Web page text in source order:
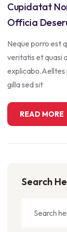
Cupidatat
Officia
Neque porro est
veritatis et quasi
explicabo.Aelltes
gilla sed sit
READ MORE
Search